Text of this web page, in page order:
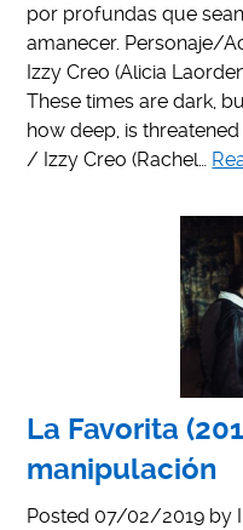
por profundas que
amanecer. Personaje/
Izzy Creo (Alicia
These times are dark,
how deep, is
/ Izzy Creo (Rachel…
La Favorita
manipulación
Posted 07/02/2019 by